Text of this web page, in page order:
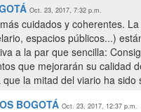
Oct. 23, 2017, 7:32 p.m.
cuidados y coherentes.
espacios públicos...)
a la par que sencilla:
que mejorarán su calidad
la mitad del viario ha sido
BOGOTÁ Oct. 23, 2017, 12:37 p.m.